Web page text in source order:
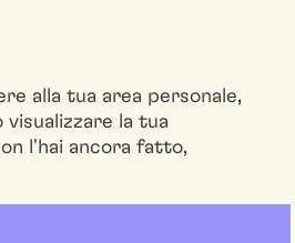
alla tua area personale,
visualizzare la tua
l'hai ancora fatto,